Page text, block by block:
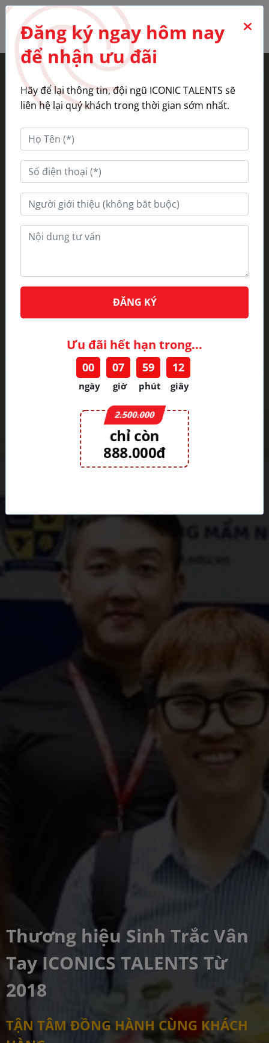
0
Thương hiệu Sinh Trắc Vân
Tay ICONICS TALENTS Từ
2018
TẬN TÂM ĐỒNG HÀNH CÙNG KHÁCH
Đăng ký ngay hôm nay
để nhận ưu đãi
Hãy để lại thông tin, đội ngũ ICONIC TALENTS sẽ
liên hệ lại quý khách trong thời gian sớm nhất.
ĐĂNG KÝ
Ưu đãi hết hạn trong...
00
ngày
07
giờ
59
phút
10
giây
2.500.000
chỉ còn
888.000đ